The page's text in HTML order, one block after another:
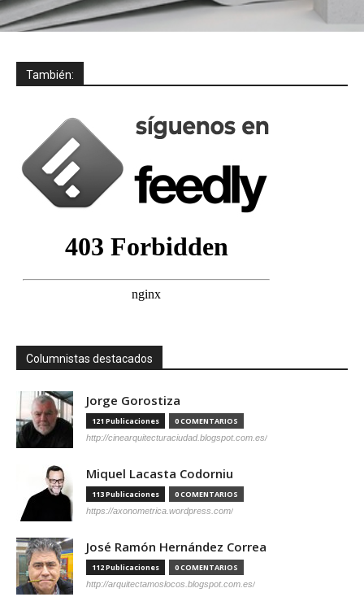
También:
Columnistas destacados
Jorge Gorostiza
121 Publicaciones 0 COMENTARIOS
http://cinearquitecturaciudad.blogspot.com.es/
Miquel Lacasta Codorniu
113 Publicaciones 0 COMENTARIOS
https://axonometrica.wordpress.com/
José Ramón Hernández Correa
112 Publicaciones 0 COMENTARIOS
http://arquitectamoslocos.blogspot.com.es/